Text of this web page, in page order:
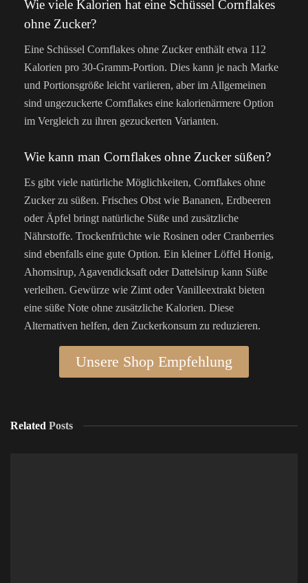
Wie viele Kalorien hat eine Schüssel Cornflakes
ohne Zucker?
Eine Schüssel Cornflakes ohne Zucker enthält etwa 112
Kalorien pro 30-Gramm-Portion. Dies kann je nach Marke
und Portionsgröße leicht variieren, aber im Allgemeinen
sind ungezuckerte Cornflakes eine kalorienärmere Option
im Vergleich zu ihren gezuckerten Varianten.
Wie kann man Cornflakes ohne Zucker süßen?
Es gibt viele natürliche Möglichkeiten, Cornflakes ohne
Zucker zu süßen. Frisches Obst wie Bananen, Erdbeeren
oder Äpfel bringt natürliche Süße und zusätzliche
Nährstoffe. Trockenfrüchte wie Rosinen oder Cranberries
sind ebenfalls eine gute Option. Ein kleiner Löffel Honig,
Ahornsirup, Agavendicksaft oder Dattelsirup kann Süße
verleihen. Gewürze wie Zimt oder Vanilleextrakt bieten
eine süße Note ohne zusätzliche Kalorien. Diese
Alternativen helfen, den Zuckerkonsum zu reduzieren.
Unsere Shop Empfehlung
Related Posts